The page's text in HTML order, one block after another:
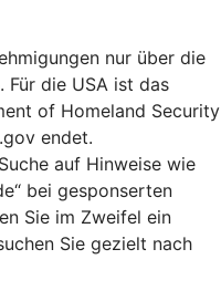
nur über die
Für die USA ist das
of Homeland Security
endet.
auf Hinweise wie
bei gesponserten
Sie im Zweifel ein
Sie gezielt nach